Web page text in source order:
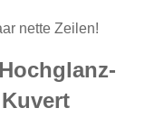
nette Zeilen!